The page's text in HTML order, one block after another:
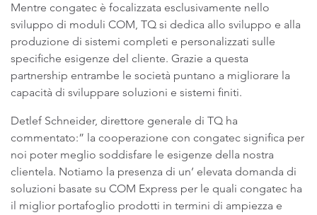
Mentre congatec è focalizzata esclusivamente nello
sviluppo di moduli COM, TQ si dedica allo sviluppo e alla
produzione di sistemi completi e personalizzati sulle
specifiche esigenze del cliente. Grazie a questa
partnership entrambe le società puntano a migliorare la
capacità di sviluppare soluzioni e sistemi finiti.
Detlef Schneider, direttore generale di TQ ha
commentato:” la cooperazione con congatec significa per
noi poter meglio soddisfare le esigenze della nostra
clientela. Notiamo la presenza di un’ elevata domanda di
soluzioni basate su COM Express per le quali congatec ha
il miglior portafoglio prodotti in termini di ampiezza e